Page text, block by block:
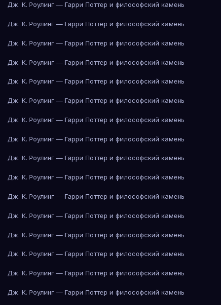
Дж. К. Роулинг — Гарри Поттер и философский камень
Дж. К. Роулинг — Гарри Поттер и философский камень
Дж. К. Роулинг — Гарри Поттер и философский камень
Дж. К. Роулинг — Гарри Поттер и философский камень
Дж. К. Роулинг — Гарри Поттер и философский камень
Дж. К. Роулинг — Гарри Поттер и философский камень
Дж. К. Роулинг — Гарри Поттер и философский камень
Дж. К. Роулинг — Гарри Поттер и философский камень
Дж. К. Роулинг — Гарри Поттер и философский камень
Дж. К. Роулинг — Гарри Поттер и философский камень
Дж. К. Роулинг — Гарри Поттер и философский камень
Дж. К. Роулинг — Гарри Поттер и философский камень
Дж. К. Роулинг — Гарри Поттер и философский камень
Дж. К. Роулинг — Гарри Поттер и философский камень
Дж. К. Роулинг — Гарри Поттер и философский камень
Дж. К. Роулинг — Гарри Поттер и философский камень